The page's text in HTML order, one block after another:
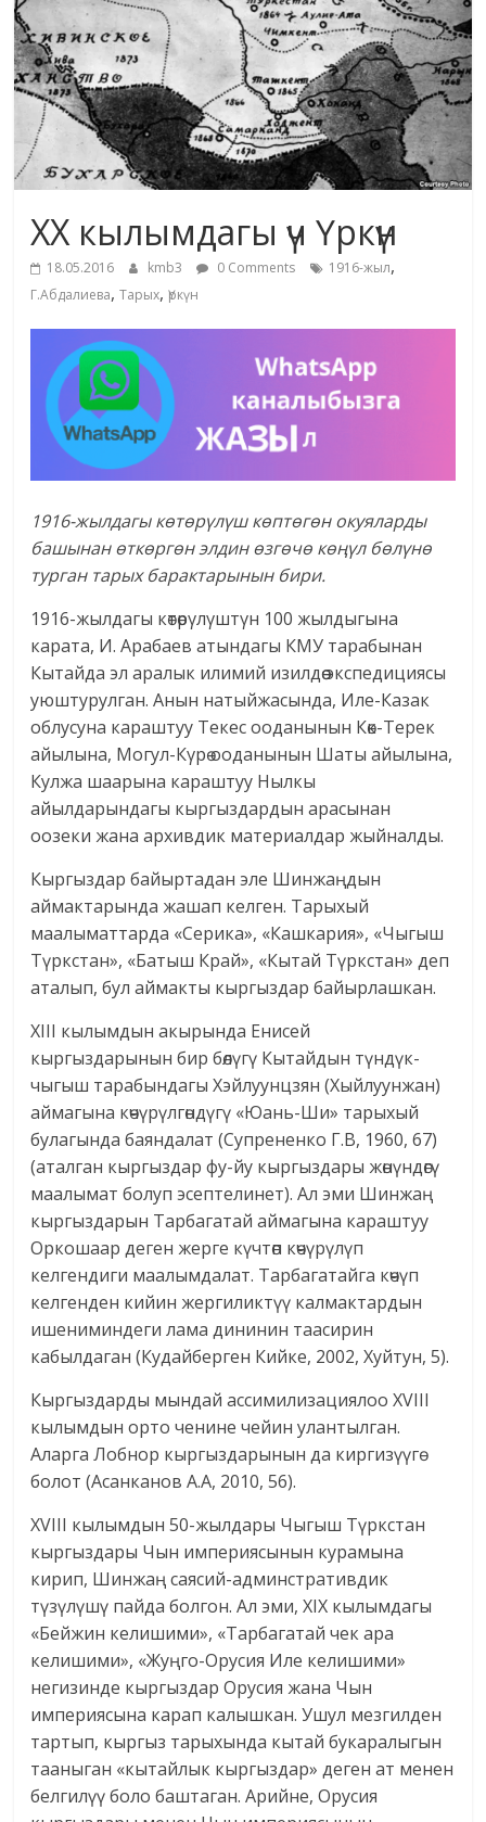
жана
адабияты
XX кылымдагы үч Үркүн
18.05.2016 kmb3 0 Comments 1916-жыл,
Г.Абдалиева,Тарых,Үркүн
1916-жылдагы көтөрүлүш көптөгөн окуяларды
башынан өткөргөн элдин өзгөчө көңүл бөлүнө
турган тарых барактарынын бири.
1916-жылдагы көтөрγлγштγн 100 жылдыгына
карата, И. Арабаев атындагы КМУ тарабынан
Кытайда эл аралык илимий изилдөө экспедициясы
уюштурулган. Анын натыйжасында, Иле-Казак
облусуна караштуу Текес ооданынын Көк-Терек
айылына, Могул-Кγрө ооданынын Шаты айылына,
Кулжа шаарына караштуу Нылкы
айылдарындагы кыргыздардын арасынан
оозеки жана архивдик материалдар жыйналды.
Кыргыздар байыртадан эле Шинжаңдын
аймактарында жашап келген. Тарыхый
маалыматтарда «Серика», «Кашкария», «Чыгыш
Түркстан», «Батыш Край», «Кытай Түркстан» деп
аталып, бул аймакты кыргыздар байырлашкан.
XIII кылымдын акырында Енисей
кыргыздарынын бир бөлүгү Кытайдын түндүк-
чыгыш тарабындагы Хэйлуунцзян (Хыйлуунжан)
аймагына көчүрүлгөндүгү «Юань-Ши» тарыхый
булагында баяндалат (Супрененко Г.В, 1960, 67)
(аталган кыргыздар фу-йу кыргыздары жөнүндөгү
маалымат болуп эсептелинет). Ал эми Шинжаң
кыргыздарын Тарбагатай аймагына караштуу
Оркошаар деген жерге күчтөп көчүрүлүп
келгендиги маалымдалат. Тарбагатайга көчүп
келгенден кийин жергиликтүү калмактардын
ишениминдеги лама дининин таасирин
кабылдаган (Кудайберген Кийке, 2002, Хуйтун, 5).
Кыргыздарды мындай ассимилизациялоо XVIII
кылымдын орто ченине чейин улантылган.
Аларга Лобнор кыргыздарынын да киргизүүгө
болот (Асанканов А.А, 2010, 56).
XVIII кылымдын 50-жылдары Чыгыш Түркстан
кыргыздары Чын империясынын курамына
кирип, Шинжаң саясий-админстративдик
түзүлүшү пайда болгон. Ал эми, XIX кылымдагы
«Бейжин келишими», «Тарбагатай чек ара
келишими», «Жуңго-Орусия Иле келишими»
негизинде кыргыздар Орусия жана Чын
империясына карап калышкан. Ушул мезгилден
тартып, кыргыз тарыхында кытай букаралыгын
тааныган «кытайлык кыргыздар» деген ат менен
белгилүү боло баштаган. Арийне, Орусия